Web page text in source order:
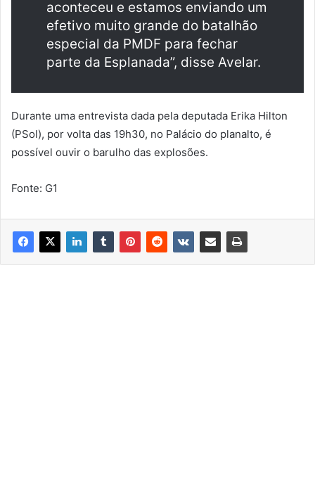
aconteceu e estamos enviando um
efetivo muito grande do batalhão
especial da PMDF para fechar
parte da Esplanada”, disse Avelar.
Durante uma entrevista dada pela deputada Erika Hilton
(PSol), por volta das 19h30, no Palácio do planalto, é
possível ouvir o barulho das explosões.
Fonte: G1